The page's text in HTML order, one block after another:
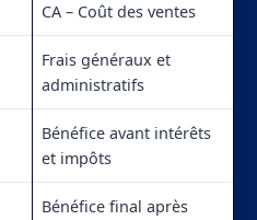
CA – Coût des ventes
Frais généraux et
administratifs
Bénéfice avant intérêts
et impôts
Bénéfice final après